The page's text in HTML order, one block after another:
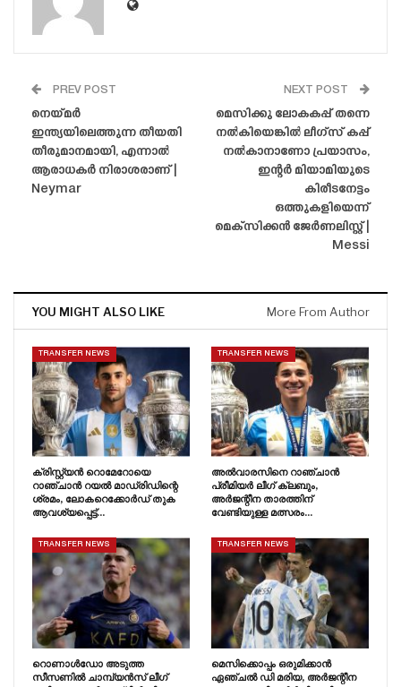
PREV POST
നെയ്‌മർ
ഇന്ത്യയിലെത്തുന്ന തീയതി
തീരുമാനമായി, എന്നാൽ
ആരാധകർ നിരാശരാണ് |
Neymar
NEXT POST
മെസിക്കു ലോകകപ്പ് തന്നെ
നൽകിയെങ്കിൽ ലീഗ്‌സ് കപ്പ്
നൽകാനാണോ പ്രയാസം,
ഇന്റർ മിയാമിയുടെ
കിരീടനേട്ടം
ഒത്തുകളിയെന്ന്
മെക്‌സിക്കൻ ജേർണലിസ്റ്റ് |
Messi
YOU MIGHT ALSO LIKE More From Author
TRANSFER NEWS
ക്രിസ്റ്റ്യൻ റൊമേറോയെ
റാഞ്ചാൻ റയൽ മാഡ്രിഡിന്റെ
ശ്രമം, ലോകറെക്കോർഡ് തുക
ആവശ്യപ്പെട്ട്…
TRANSFER NEWS
അൽവാരസിനെ റാഞ്ചാൻ
പ്രീമിയർ ലീഗ് ക്ലബും,
അർജന്റീന താരത്തിന്
വേണ്ടിയുള്ള മത്സരം…
TRANSFER NEWS
റൊണാൾഡോ അടുത്ത
സീസണിൽ ചാമ്പ്യൻസ് ലീഗ്
TRANSFER NEWS
മെസിക്കൊപ്പം ഒരുമിക്കാൻ
ഏഞ്ചൽ ഡി മരിയ, അർജന്റീന